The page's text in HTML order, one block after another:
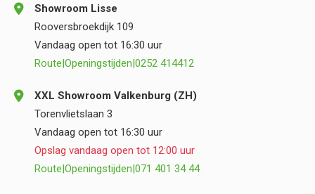
Showroom Lisse
Rooversbroekdijk 109
Vandaag open tot 16:30 uur
Route|Openingstijden|0252 414412
XXL Showroom Valkenburg (ZH)
Torenvlietslaan 3
Vandaag open tot 16:30 uur
Opslag vandaag open tot 12:00 uur
Route|Openingstijden|071 401 34 44